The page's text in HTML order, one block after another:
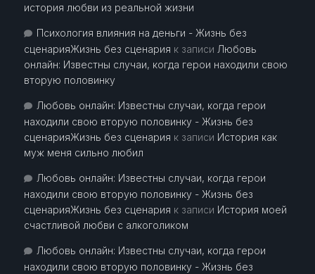
история любви из реальной жизни
Психология влияния на деньги - Жизнь без
сценарияЖизнь без сценария к записи Любовь
онлайн: Известны случаи, когда герои находили свою
вторую половинку
Любовь онлайн: Известны случаи, когда герои
находили свою вторую половинку - Жизнь без
сценарияЖизнь без сценария к записи История как
муж меня сильно любил
Любовь онлайн: Известны случаи, когда герои
находили свою вторую половинку - Жизнь без
сценарияЖизнь без сценария к записи История моей
счастливой любви с алкоголиком
Любовь онлайн: Известны случаи, когда герои
находили свою вторую половинку - Жизнь без